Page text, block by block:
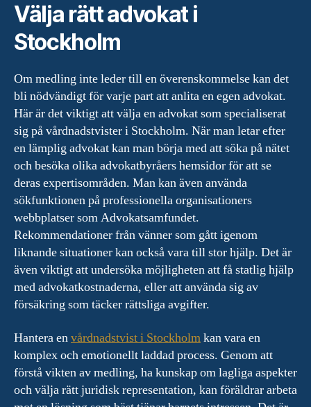
Välja rätt advokat i
Stockholm
Om medling inte leder till en överenskommelse kan det
bli nödvändigt för varje part att anlita en egen advokat.
Här är det viktigt att välja en advokat som specialiserat
sig på vårdnadstvister i Stockholm. När man letar efter
en lämplig advokat kan man börja med att söka på nätet
och besöka olika advokatbyråers hemsidor för att se
deras expertisområden. Man kan även använda
sökfunktionen på professionella organisationers
webbplatser som Advokatsamfundet.
Rekommendationer från vänner som gått igenom
liknande situationer kan också vara till stor hjälp. Det är
även viktigt att undersöka möjligheten att få statlig hjälp
med advokatkostnaderna, eller att använda sig av
försäkring som täcker rättsliga avgifter.
Hantera envårdnadstvist i Stockholmkan vara en
komplex och emotionellt laddad process. Genom att
förstå vikten av medling, ha kunskap om lagliga aspekter
och välja rätt juridisk representation, kan föräldrar arbeta